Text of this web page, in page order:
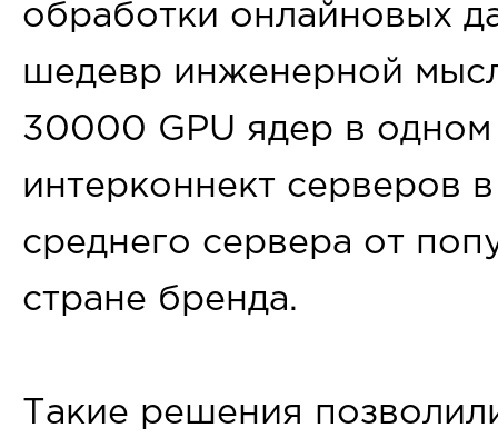
обработки онлайновых
шедевр инженерной
30000 GPU ядер в
интерконнект серверов
среднего сервера от
стране бренда.
Такие решения